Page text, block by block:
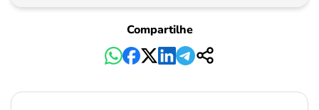
Pagamento
Compartilhe